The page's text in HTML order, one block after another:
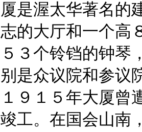
厦是渥太华著名的
志的大厅和一个高
５３个铃铛的钟琴
别是众议院和参议
１９１５年大厦曾
竣工。在国会山南